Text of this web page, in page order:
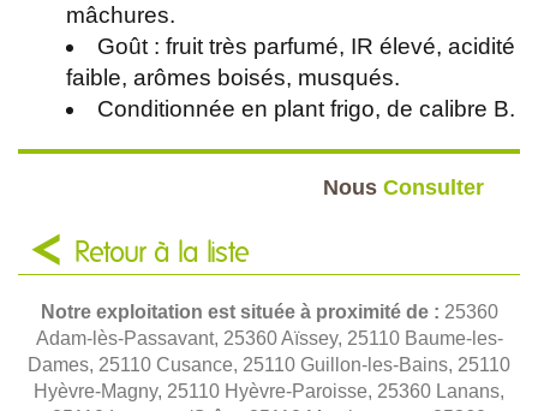
mâchures.
Goût : fruit très parfumé, IR élevé, acidité
faible, arômes boisés, musqués.
Conditionnée en plant frigo, de calibre B.
Nous Consulter
Retour à la liste
Notre exploitation est située à proximité de : 25360
Adam-lès-Passavant, 25360 Aïssey, 25110 Baume-les-
Dames, 25110 Cusance, 25110 Guillon-les-Bains, 25110
Hyèvre-Magny, 25110 Hyèvre-Paroisse, 25360 Lanans,